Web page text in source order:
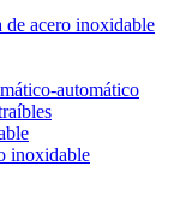
de acero inoxidable
automático
inoxidable